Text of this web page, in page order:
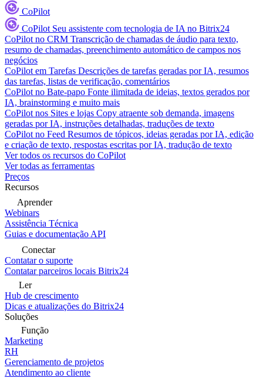
CoPilot
CoPilot Seu assistente com tecnologia de IA no Bitrix24
CoPilot no CRM Transcrição de chamadas de áudio para texto,
resumo de chamadas, preenchimento automático de campos nos
negócios
CoPilot em Tarefas Descrições de tarefas geradas por IA, resumos
das tarefas, listas de verificação, comentários
CoPilot no Bate-papo Fonte ilimitada de ideias, textos gerados por
IA, brainstorming e muito mais
CoPilot nos Sites e lojas Copy atraente sob demanda, imagens
geradas por IA, instruções detalhadas, traduções de texto
CoPilot no Feed Resumos de tópicos, ideias geradas por IA, edição
e criação de texto, respostas escritas por IA, tradução de texto
Ver todos os recursos do CoPilot
Ver todas as ferramentas
Preços
Recursos
Aprender
Webinars
Assistência Técnica
Guias e documentação API
Conectar
Contatar o suporte
Contatar parceiros locais Bitrix24
Ler
Hub de crescimento
Dicas e atualizações do Bitrix24
Soluções
Função
Marketing
RH
Gerenciamento de projetos
Atendimento ao cliente